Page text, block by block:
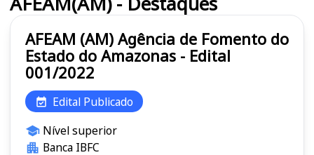
AFEAM (AM) Agência de Fomento do
Estado do Amazonas - Edital
001/2022
Edital Publicado
Nível superior
Banca IBFC